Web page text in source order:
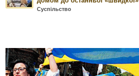
Суспільство